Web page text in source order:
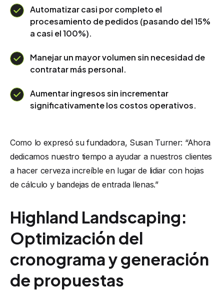
Automatizar casi por completo el
procesamiento de pedidos (pasando del 15%
a casi el 100%).
Manejar un mayor volumen sin necesidad de
contratar más personal.
Aumentar ingresos sin incrementar
significativamente los costos operativos.
Como lo expresó su fundadora, Susan Turner: “Ahora
dedicamos nuestro tiempo a ayudar a nuestros clientes
a hacer cerveza increíble en lugar de lidiar con hojas
de cálculo y bandejas de entrada llenas.”
Highland Landscaping:
Optimización del
cronograma y generación
de propuestas